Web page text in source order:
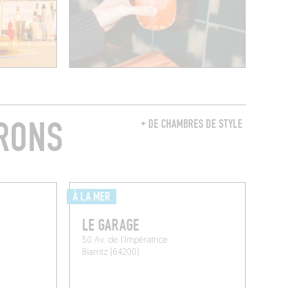
+ DE CHAMBRES DE STYLE
À LA MER
LE GARAGE
50 Av. de l'Impératrice
Biarritz (64200)